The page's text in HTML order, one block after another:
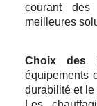
courant des
meilleures
Choix des
équipements
durabilité et le